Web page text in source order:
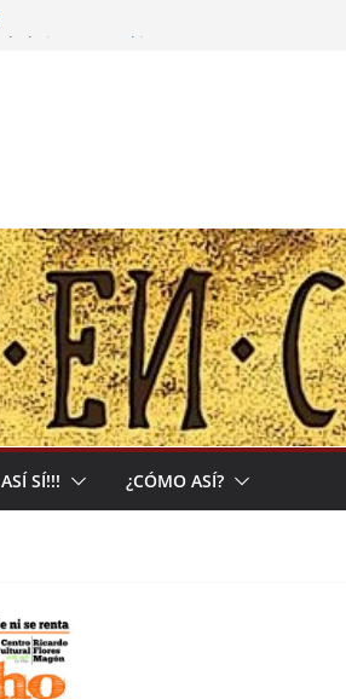
ASÍ SÍ!!! ¿CÓMO ASÍ?